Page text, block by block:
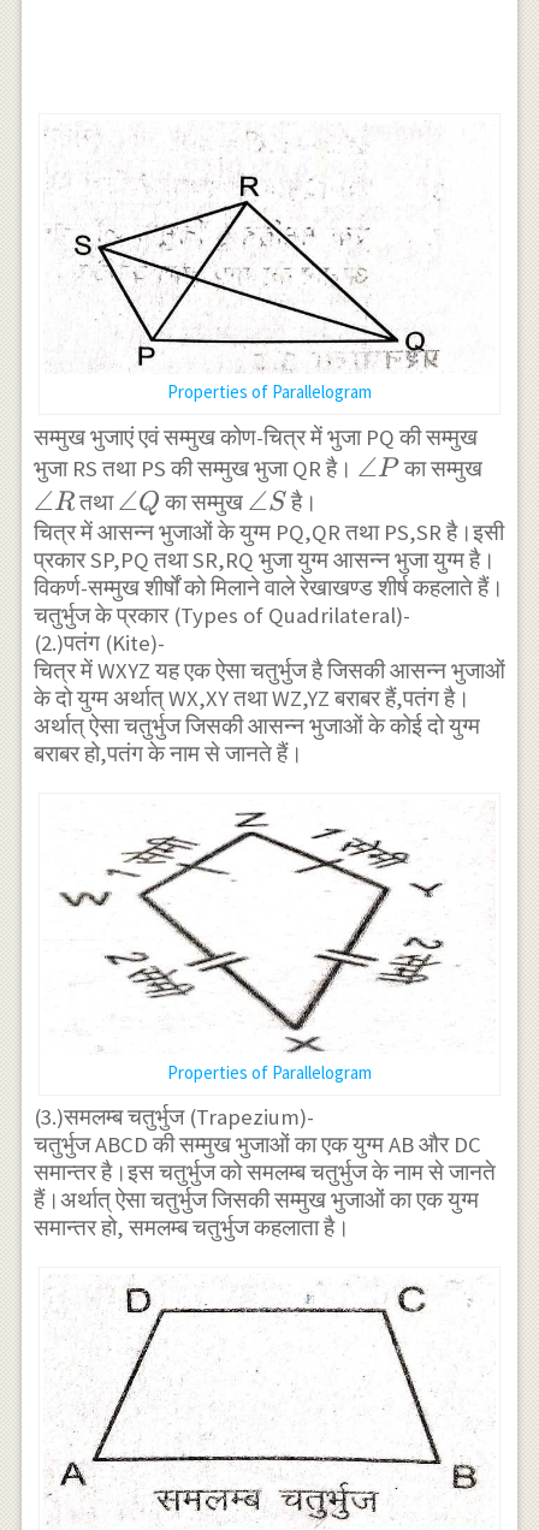
Properties of Parallelogram
सम्मुख भुजाएं एवं सम्मुख कोण-चित्र में भुजा PQ की सम्मुख
भुजा RS तथा PS की सम्मुख भुजा QR है। \angle
∠Pका सम्मुख
∠Rतथा\angle
Q
∠Q का सम्मुख \angle
S
∠S है।
चित्र में आसन्न भुजाओं के युग्म PQ,QR तथा PS,SR है।इसी
प्रकार SP,PQ तथा SR,RQ भुजा युग्म आसन्न भुजा युग्म है।
विकर्ण-सम्मुख शीर्षों को मिलाने वाले रेखाखण्ड शीर्ष कहलाते हैं।
चतुर्भुज के प्रकार (Types of Quadrilateral)-
(2.)पतंग (Kite)-
चित्र में WXYZ यह एक ऐसा चतुर्भुज है जिसकी आसन्न भुजाओं
के दो युग्म अर्थात् WX,XY तथा WZ,YZ बराबर हैं,पतंग है।
अर्थात् ऐसा चतुर्भुज जिसकी आसन्न भुजाओं के कोई दो युग्म
बराबर हो,पतंग के नाम से जानते हैं।
Properties of Parallelogram
(3.)समलम्ब चतुर्भुज (Trapezium)-
चतुर्भुज ABCD की सम्मुख भुजाओं का एक युग्म AB और DC
समान्तर है।इस चतुर्भुज को समलम्ब चतुर्भुज के नाम से जानते
हैं।अर्थात् ऐसा चतुर्भुज जिसकी सम्मुख भुजाओं का एक युग्म
समान्तर हो, समलम्ब चतुर्भुज कहलाता है।